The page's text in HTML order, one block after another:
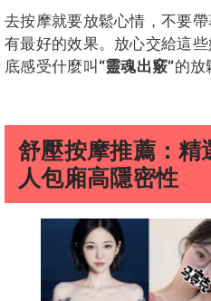
去按摩就要放鬆心情，不要
有最好的效果。放心交給這
底感受什麼叫 “靈魂出竅”的放
舒壓按摩推薦：精
人包廂高隱密性